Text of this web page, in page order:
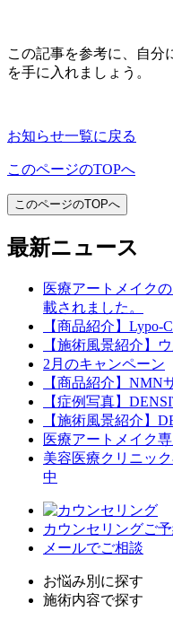
この記事を参考に、自分
を手に入れましょう。
お知らせ一覧に戻る
このページのTOPへ
このページのTOPへ
最新ニュース
医療アートメイク
載されました。
【商品紹介】Lypo-
【施術風景紹介】
2月のキャンペーン
【商品紹介】NMN
【症例写真】
【施術風景紹介】
医療アートメイク
美容医療クリニッ
中
カウンセリングご
メールでご相談
お悩み別に探す
施術内容で探す